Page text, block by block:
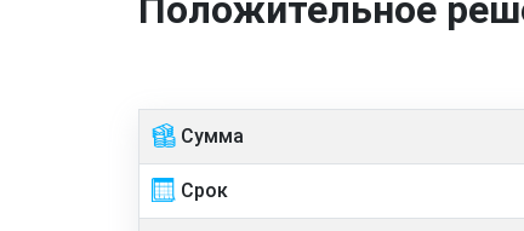
Положительное
Сумма
Срок